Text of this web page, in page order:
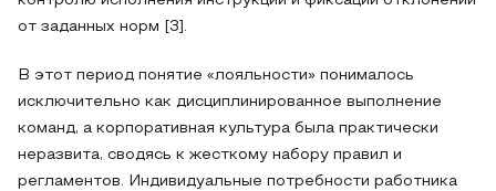
от заданных норм [3].
В этот период понятие «лояльности» понималось
исключительно как дисциплинированное выполнение
команд, а корпоративная культура была практически
неразвита, сводясь к жесткому набору правил и
регламентов. Индивидуальные потребности работника